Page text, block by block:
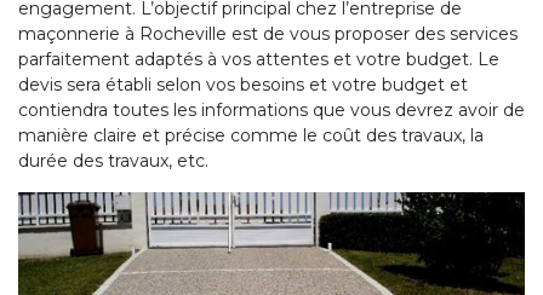
engagement. L’objectif principal chez l’entreprise de
maçonnerie à Rocheville est de vous proposer des services
parfaitement adaptés à vos attentes et votre budget. Le
devis sera établi selon vos besoins et votre budget et
contiendra toutes les informations que vous devrez avoir de
manière claire et précise comme le coût des travaux, la
durée des travaux, etc.